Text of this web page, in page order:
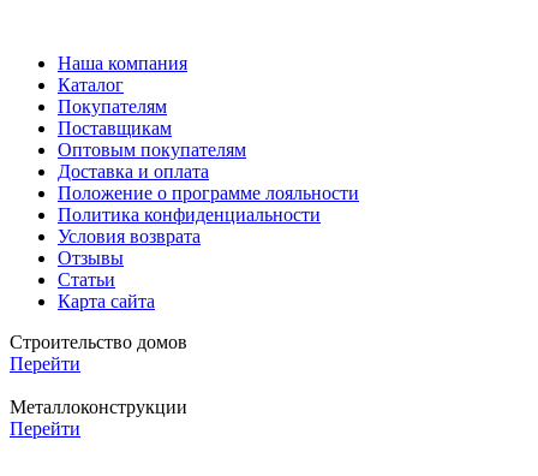
Наша компания
Каталог
Покупателям
Поставщикам
Оптовым покупателям
Доставка и оплата
Положение о программе лояльности
Политика конфиденциальности
Условия возврата
Отзывы
Статьи
Карта сайта
Строительство домов
Перейти
Металлоконструкции
Перейти